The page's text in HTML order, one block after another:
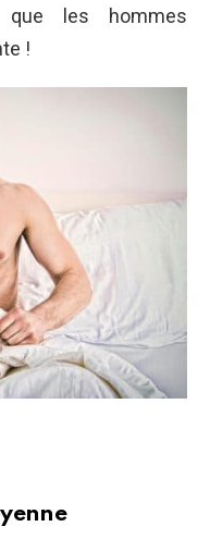
les hommes
!